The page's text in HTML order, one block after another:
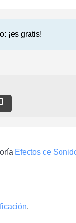
¡es gratis!
Efectos de
.